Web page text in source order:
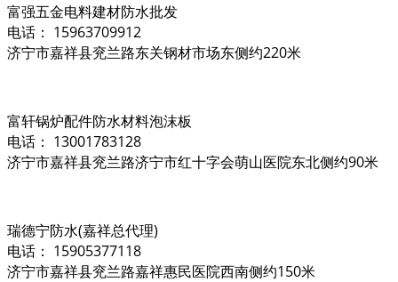
富强五金电料建材防水批发
电话： 15963709912
济宁市嘉祥县兖兰路东关钢材市场东侧约220米
富轩锅炉配件防水材料泡沫板
电话： 13001783128
济宁市嘉祥县兖兰路济宁市红十字会萌山医院东北侧约90米
瑞德宁防水(嘉祥总代理)
电话： 15905377118
济宁市嘉祥县兖兰路嘉祥惠民医院西南侧约150米